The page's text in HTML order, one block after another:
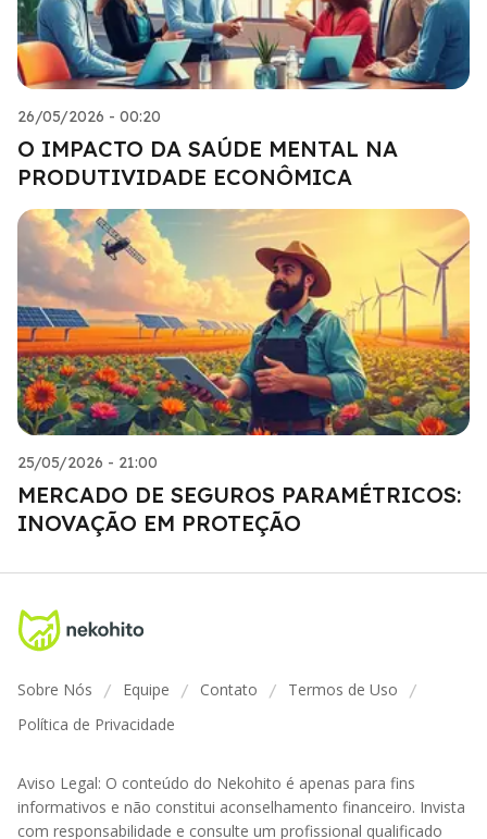
26/05/2026 - 00:20
O IMPACTO DA SAÚDE MENTAL NA
PRODUTIVIDADE ECONÔMICA
25/05/2026 - 21:00
MERCADO DE SEGUROS PARAMÉTRICOS:
INOVAÇÃO EM PROTEÇÃO
Sobre Nós / Equipe / Contato / Termos de Uso /
Política de Privacidade
Aviso Legal: O conteúdo do Nekohito é apenas para fins
informativos e não constitui aconselhamento financeiro. Invista
com responsabilidade e consulte um profissional qualificado